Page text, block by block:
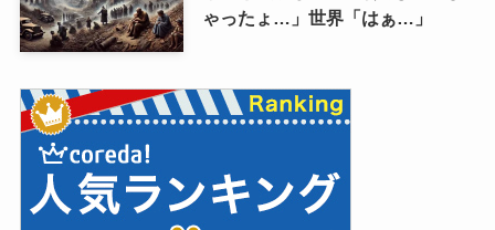
ゃったょ…」世界「はぁ…」